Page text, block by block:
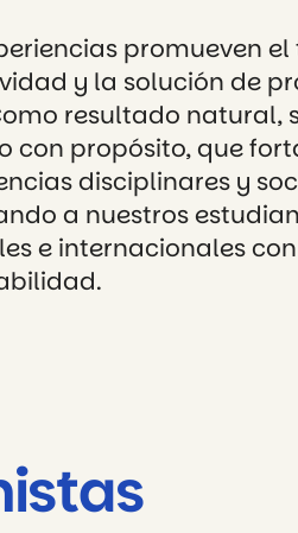
promueven
y la solución de
resultado natural,
con propósito, que
disciplinares y
a nuestros
e internacionales